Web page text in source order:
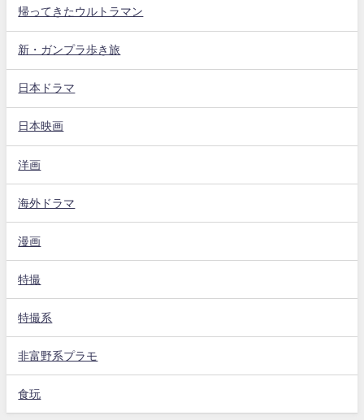
帰ってきたウルトラマン
新・ガンプラ歩き旅
日本ドラマ
日本映画
洋画
海外ドラマ
漫画
特撮
特撮系
非富野系プラモ
食玩